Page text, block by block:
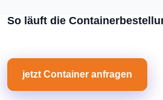
So läuft die
jetzt Container anfragen